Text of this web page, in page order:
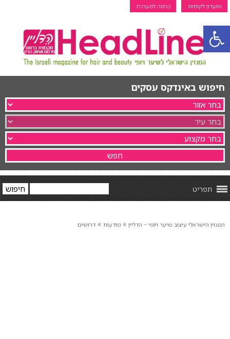
פתח סרגל נגישות
מועדון לקוחות כניסה למערכת
חיפוש באינדקס עסקים
תפריט
המגזין הישראלי עיצוב שיער ויופי ~ הדליין » מודעות » דרושים